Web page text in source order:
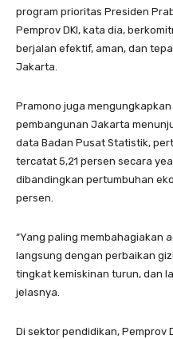
program prioritas Presiden
Pemprov DKI, kata dia,
berjalan efektif, aman, dan
Jakarta.
Pramono juga
pembangunan Jakarta
data Badan Pusat Statistik,
tercatat 5,21 persen secara
dibandingkan pertumbuhan
persen.
“Yang paling membahagiakan
langsung dengan perbaikan
tingkat kemiskinan turun, dan
jelasnya.
Di sektor pendidikan, Pemprov